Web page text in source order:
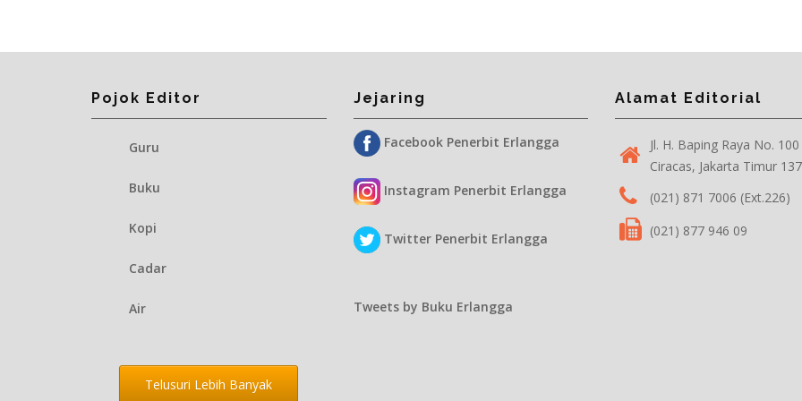
Pojok Editor
Guru
Buku
Kopi
Cadar
Air
Telusuri Lebih Banyak
Jejaring
Facebook Penerbit Erlangga
Instagram Penerbit Erlangga
Twitter Penerbit Erlangga
Tweets by Buku Erlangga
Alamat Editorial
Jl. H. Baping Raya No. 100
Ciracas, Jakarta Timur
(021) 871 7006 (Ext.226)
(021) 877 946 09